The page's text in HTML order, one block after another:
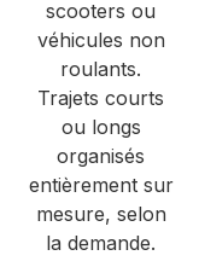
scooters ou
véhicules non
roulants.
Trajets courts
ou longs
organisés
entièrement sur
mesure, selon
la demande.